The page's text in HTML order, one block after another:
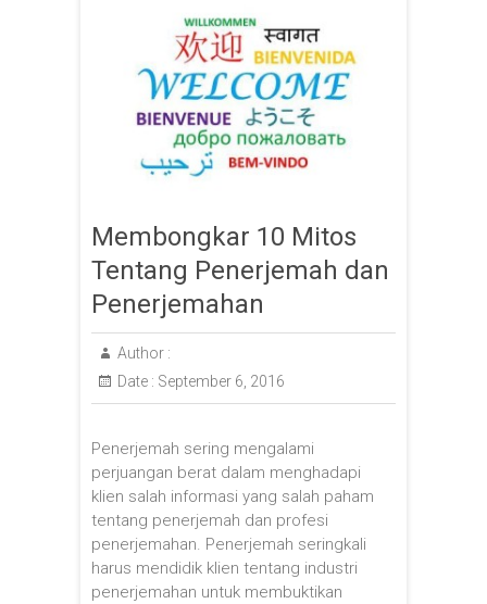
Membongkar 10 Mitos
Tentang Penerjemah dan
Penerjemahan
Author :
Date : September 6, 2016
Penerjemah sering mengalami
perjuangan berat dalam menghadapi
klien salah informasi yang salah paham
tentang penerjemah dan profesi
penerjemahan. Penerjemah seringkali
harus mendidik klien tentang industri
penerjemahan untuk membuktikan